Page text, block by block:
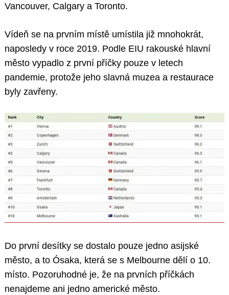
Vancouver, Calgary a Toronto.
Vídeň se na prvním místě umístila již mnohokrát,
naposledy v roce 2019. Podle EIU rakouské hlavní
město vypadlo z první příčky pouze v letech
pandemie, protože jeho slavná muzea a restaurace
byly zavřeny.
Do první desítky se dostalo pouze jedno asijské
město, a to Ósaka, která se s Melbourne dělí o 10.
místo. Pozoruhodné je, že na prvních příčkách
nenajdeme ani jedno americké město.